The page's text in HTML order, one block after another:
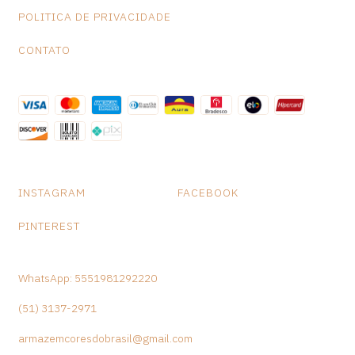
POLITICA DE PRIVACIDADE
CONTATO
INSTAGRAM FACEBOOK
PINTEREST
WhatsApp: 5551981292220
(51) 3137-2971
armazemcoresdobrasil@gmail.com